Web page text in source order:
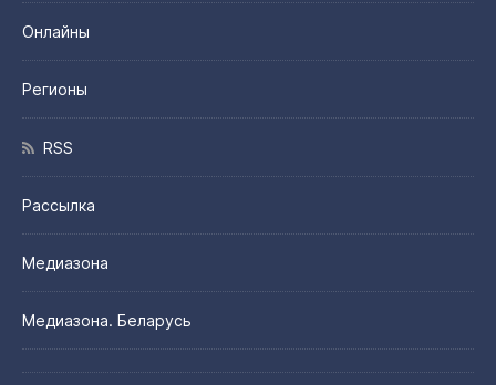
Онлайны
Регионы
RSS
Рассылка
Медиазона
Медиазона. Беларусь